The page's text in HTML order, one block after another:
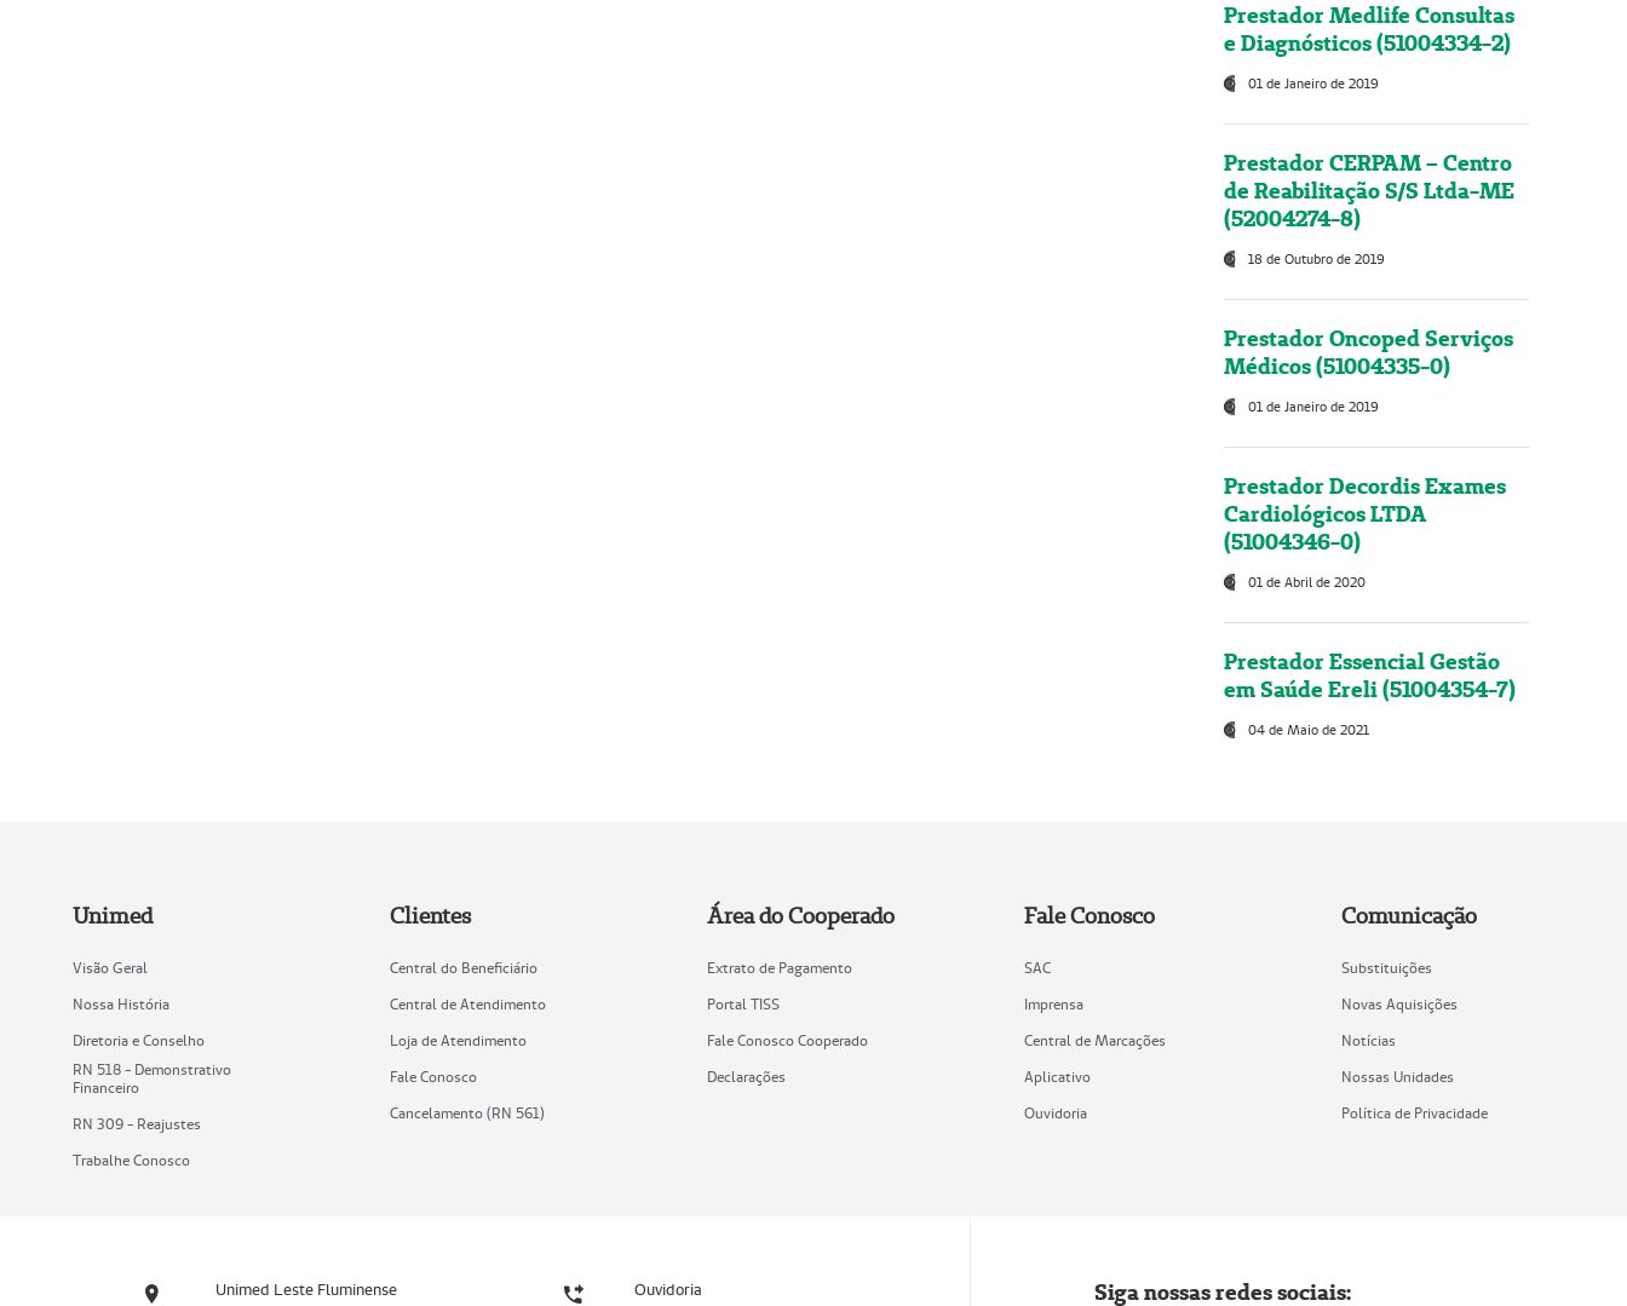
Prestador Medlife Consultas
e Diagnósticos (51004334-2)
01 de Janeiro de 2019
Prestador CERPAM – Centro
de Reabilitação S/S Ltda-ME
(52004274-8)
18 de Outubro de 2019
Prestador Oncoped Serviços
Médicos (51004335-0)
01 de Janeiro de 2019
Prestador Decordis Exames
Cardiológicos LTDA
(51004346-0)
01 de Abril de 2020
Prestador Essencial Gestão
em Saúde Ereli (51004354-7)
04 de Maio de 2021
Unimed
Visão Geral
Nossa História
Diretoria e Conselho
RN 518 - Demonstrativo
Financeiro
RN 309 - Reajustes
Trabalhe Conosco
Clientes
Central do Beneficiário
Central de Atendimento
Loja de Atendimento
Fale Conosco
Cancelamento (RN 561)
Área do Cooperado
Extrato de Pagamento
Portal TISS
Fale Conosco Cooperado
Declarações
Fale Conosco
SAC
Imprensa
Central de Marcações
Aplicativo
Ouvidoria
Comunicação
Substituições
Novas Aquisições
Notícias
Nossas Unidades
Política de Privacidade
Unimed Leste Fluminense Ouvidoria Siga nossas redes sociais: